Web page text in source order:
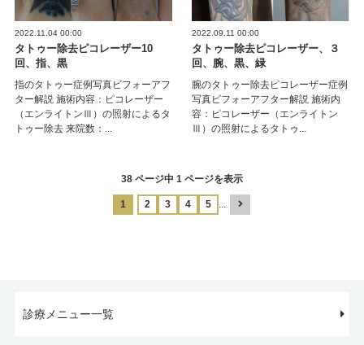
2022.11.04 00:00
タトゥー除去ピコレーザー10
回、指、黒
指のタトゥー症例写真ビフォーアフ
ター解説 施術内容：ピコレーザー
（エンライトンⅢ）の照射によるタ
トゥー除去 来院数：...
2022.09.11 00:00
タトゥー除去ピコレーザー、３
回、腕、黒、緑
腕のタトゥー除去ピコレーザー症例
写真ビフォーアフター解説 施術内
容：ピコレーザー（エンライトン
Ⅲ）の照射によるタトゥ...
38 ページ中 1 ページを表示
1 2 3 4 5 ...
診療メニュー一覧